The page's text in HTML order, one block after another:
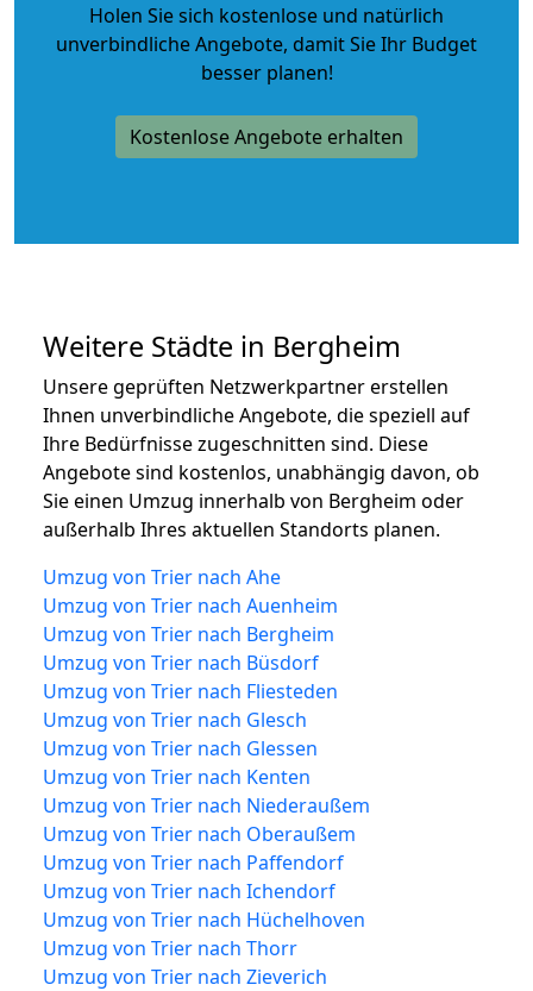
Holen Sie sich kostenlose und natürlich
unverbindliche Angebote, damit Sie Ihr Budget
besser planen!
Kostenlose Angebote erhalten
Weitere Städte in Bergheim
Unsere geprüften Netzwerkpartner erstellen
Ihnen unverbindliche Angebote, die speziell auf
Ihre Bedürfnisse zugeschnitten sind. Diese
Angebote sind kostenlos, unabhängig davon, ob
Sie einen Umzug innerhalb von Bergheim oder
außerhalb Ihres aktuellen Standorts planen.
Umzug von Trier nach Ahe
Umzug von Trier nach Auenheim
Umzug von Trier nach Bergheim
Umzug von Trier nach Büsdorf
Umzug von Trier nach Fliesteden
Umzug von Trier nach Glesch
Umzug von Trier nach Glessen
Umzug von Trier nach Kenten
Umzug von Trier nach Niederaußem
Umzug von Trier nach Oberaußem
Umzug von Trier nach Paffendorf
Umzug von Trier nach Ichendorf
Umzug von Trier nach Hüchelhoven
Umzug von Trier nach Thorr
Umzug von Trier nach Zieverich